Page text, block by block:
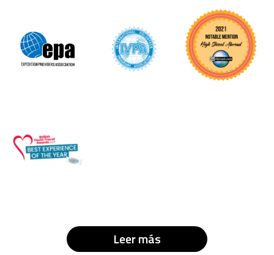
Leer más